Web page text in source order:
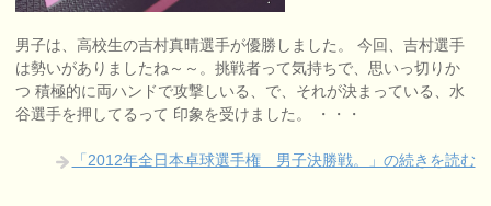
男子は、高校生の吉村真晴選手が優勝しました。 今回、吉村選手
は勢いがありましたね～～。挑戦者って気持ちで、思いっ切りか
つ 積極的に両ハンドで攻撃しいる、で、それが決まっている、水
谷選手を押してるって 印象を受けました。 ・・・
「2012年全日本卓球選手権 男子決勝戦。」の続きを読む